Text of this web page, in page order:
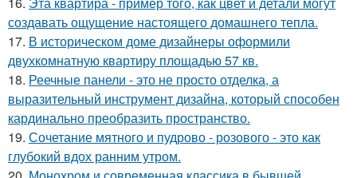
создавать ощущение настоящего домашнего тепла.
17. В историческом доме дизайнеры оформили
двухкомнатную квартиру площадью 57 кв.
18. Реечные панели - это не просто отделка, а
выразительный инструмент дизайна, который способен
кардинально преобразить пространство.
19. Сочетание мятного и пудрово - розового - это как
глубокий вдох ранним утром.